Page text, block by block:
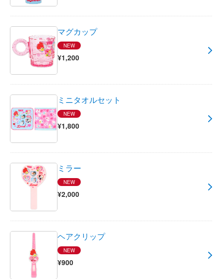
マグカップ
NEW
¥1,200
ミニタオルセット
NEW
¥1,800
ミラー
NEW
¥2,000
ヘアクリップ
NEW
¥900